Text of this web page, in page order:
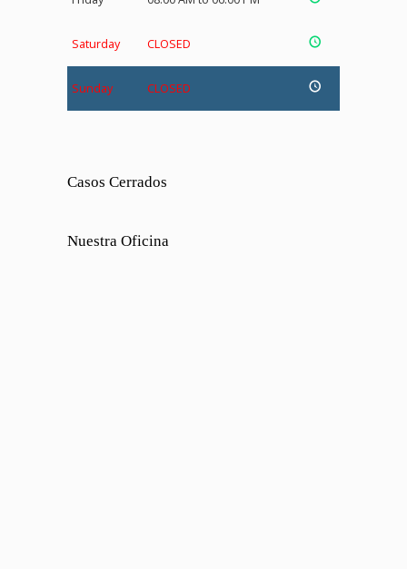
Saturday CLOSED
Sunday CLOSED
Casos Cerrados
Nuestra Oficina